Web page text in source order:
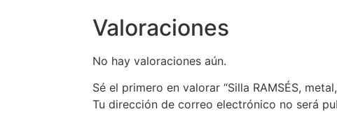
Valoraciones
No hay valoraciones aún.
Sé el primero en valorar “Silla RAMSÉS,
Tu dirección de correo electrónico no será